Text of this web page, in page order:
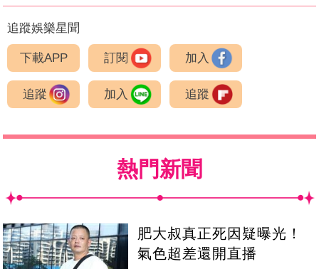
追蹤娛樂星聞
下載APP 訂閱 加入
追蹤 加入 追蹤
熱門新聞
肥大叔真正死因疑曝光！
氣色超差還開直播